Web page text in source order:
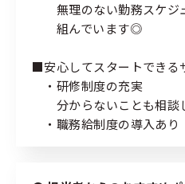
無理のない勤務スケジ
組んでいます◎
■安心してスタートできる
・研修制度の充実
分からないことも相談
・職務給制度の導入あり